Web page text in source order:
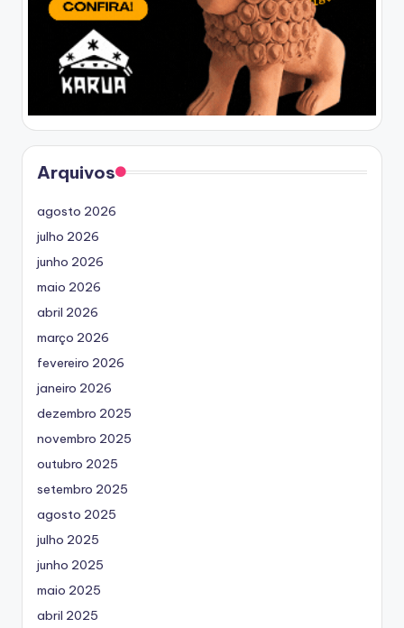
Arquivos
agosto 2026
julho 2026
junho 2026
maio 2026
abril 2026
março 2026
fevereiro 2026
janeiro 2026
dezembro 2025
novembro 2025
outubro 2025
setembro 2025
agosto 2025
julho 2025
junho 2025
maio 2025
abril 2025